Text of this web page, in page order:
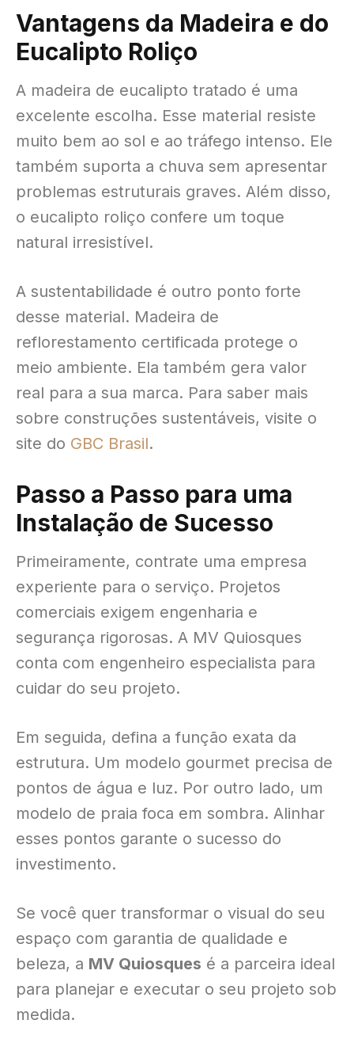
Vantagens da Madeira e do
Eucalipto Roliço
A madeira de eucalipto tratado é uma
excelente escolha. Esse material resiste
muito bem ao sol e ao tráfego intenso. Ele
também suporta a chuva sem apresentar
problemas estruturais graves. Além disso,
o eucalipto roliço confere um toque
natural irresistível.
A sustentabilidade é outro ponto forte
desse material. Madeira de
reflorestamento certificada protege o
meio ambiente. Ela também gera valor
real para a sua marca. Para saber mais
sobre construções sustentáveis, visite o
site do GBC Brasil.
Passo a Passo para uma
Instalação de Sucesso
Primeiramente, contrate uma empresa
experiente para o serviço. Projetos
comerciais exigem engenharia e
segurança rigorosas. A MV Quiosques
conta com engenheiro especialista para
cuidar do seu projeto.
Em seguida, defina a função exata da
estrutura. Um modelo gourmet precisa de
pontos de água e luz. Por outro lado, um
modelo de praia foca em sombra. Alinhar
esses pontos garante o sucesso do
investimento.
Se você quer transformar o visual do seu
espaço com garantia de qualidade e
beleza, a MV Quiosques é a parceira ideal
para planejar e executar o seu projeto sob
medida.